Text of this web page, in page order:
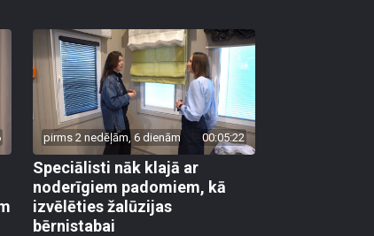
pirms 2 nedēļām, 6 dienām 00:05:22
Speciālisti nāk klajā ar
noderīgiem padomiem, kā
izvēlēties žalūzijas
bērnistabai